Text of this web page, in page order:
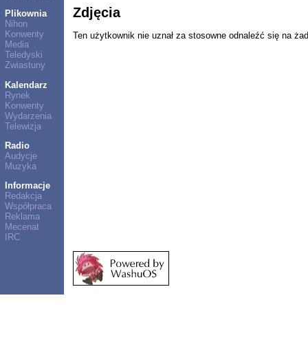
Plikownia
Nihon
Konwenty
Media
Teledyski
Zwiastuny
Kalendarz
Rynek
Konwenty
Wydarzenia
Telewizja
Radio
Audycje
Muzyka
Informacje
Redakcja
Współpraca
Reklama
Mecenat
IRC
Zdjęcia
Ten użytkownik nie uznał za stosowne odnaleźć się na